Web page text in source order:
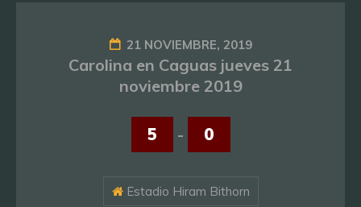
21 NOVIEMBRE, 2019
Carolina en Caguas jueves 21
noviembre 2019
5 - 0
Estadio Hiram Bithorn